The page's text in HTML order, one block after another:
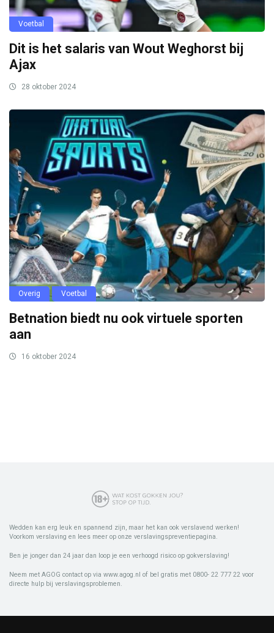
Voetbal
Dit is het salaris van Wout Weghorst bij
Ajax
28 oktober 2024
Overig Voetbal
Betnation biedt nu ook virtuele sporten
aan
16 oktober 2024
Wedden kan erg leuk en spannend zijn, maar het kan ook verslavend werken!
Voorkom verslaving en lees meer op onze verslavingspreventiepagina.
Ben je jonger dan 24 jaar dan loop je een verhoogd risico op gokverslaving!
Neem met AGOG contact op via www.agog.nl of bel gratis met 0800- 22 777 22 voor
directe hulp bij verslavingsproblemen.